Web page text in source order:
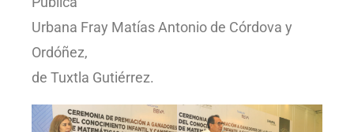
Urbana Fray Matías Antonio de Córdova y
Ordóñez,
de Tuxtla Gutiérrez.